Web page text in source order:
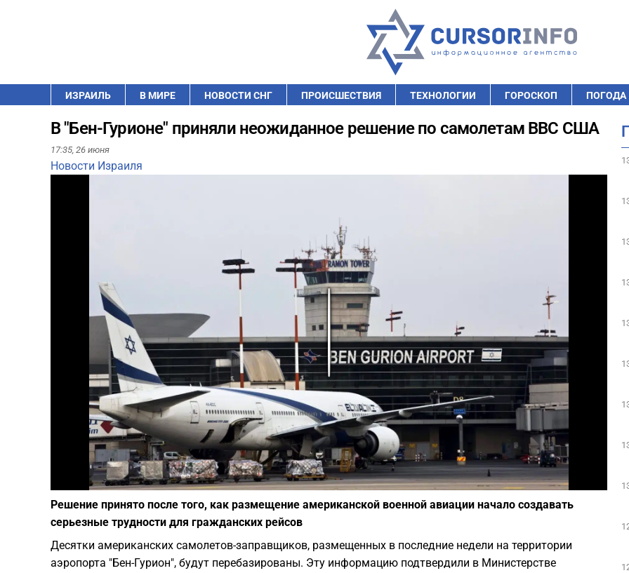
ИЗРАИЛЬ В МИРЕ НОВОСТИ СНГ ПРОИСШЕСТВИЯ ТЕХНОЛОГИИ ГОРОСКОП ПОГОДА
В "Бен-Гурионе" приняли неожиданное решение по самолетам ВВС США
17:35, 26 июня
Новости Израиля
Play
Фото: Посольство Украины в Израиле
Решение принято после того, как размещение американской военной авиации начало создавать
серьезные трудности для гражданских рейсов
Десятки американских самолетов-заправщиков, размещенных в последние недели на территории
аэропорта "Бен-Гурион", будут перебазированы. Эту информацию подтвердили в Министерстве